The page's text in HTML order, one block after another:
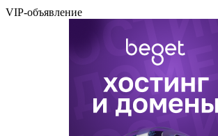
VIP-объявление